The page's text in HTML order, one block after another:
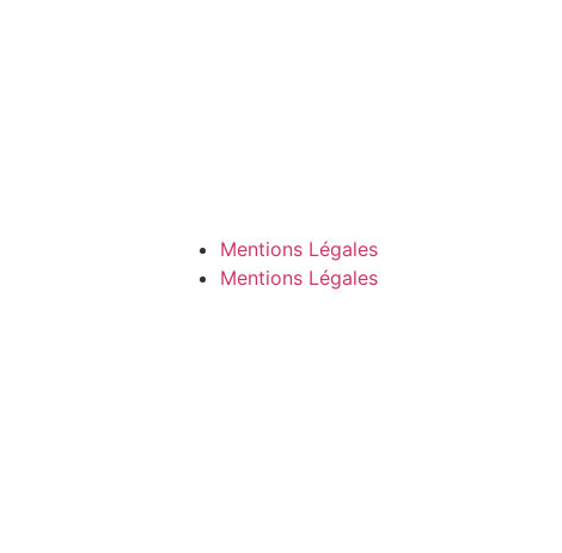
Mentions Légales
Mentions Légales